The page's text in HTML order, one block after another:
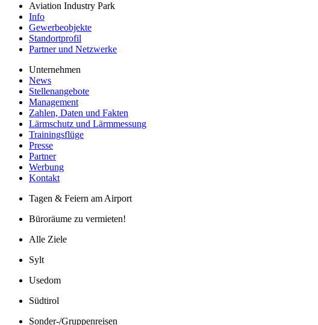
Aviation Industry Park
Info
Gewerbeobjekte
Standortprofil
Partner und Netzwerke
Unternehmen
News
Stellenangebote
Management
Zahlen, Daten und Fakten
Lärmschutz und Lärmmessung
Trainingsflüge
Presse
Partner
Werbung
Kontakt
Tagen & Feiern am Airport
Büroräume zu vermieten!
Alle Ziele
Sylt
Usedom
Südtirol
Sonder-/Gruppenreisen